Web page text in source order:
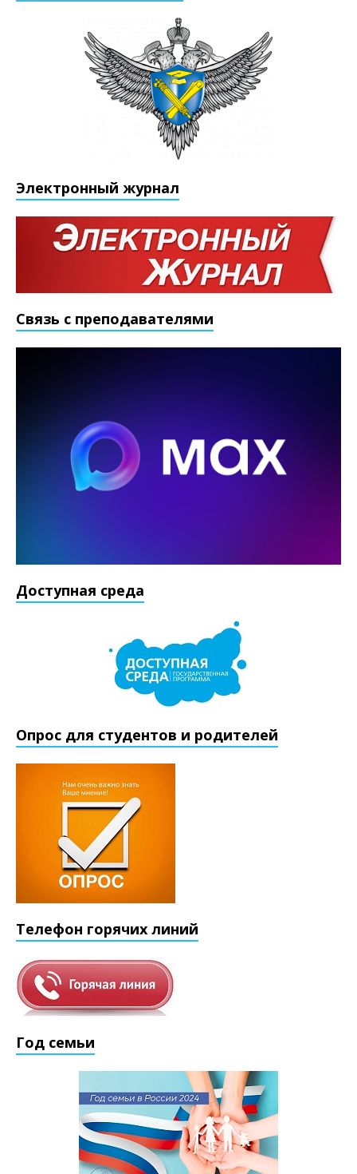
Электронный журнал
Связь с преподавателями
Доступная среда
Опрос для студентов и родителей
Телефон горячих линий
Год семьи